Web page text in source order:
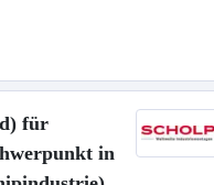
für
in